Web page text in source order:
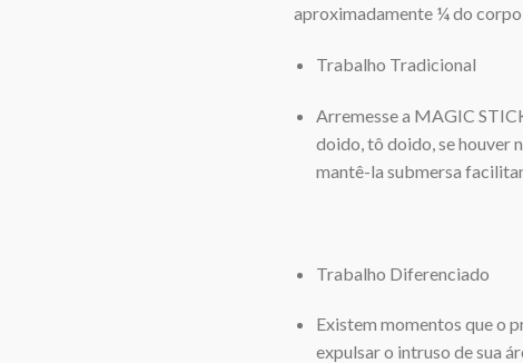
aproximadamente ¼ do corpo
Trabalho Tradicional
Arremesse a MAGIC
doido, tô doido, se houver
mantê-la submersa
Trabalho Diferenciado
Existem momentos que o
expulsar o intruso de sua